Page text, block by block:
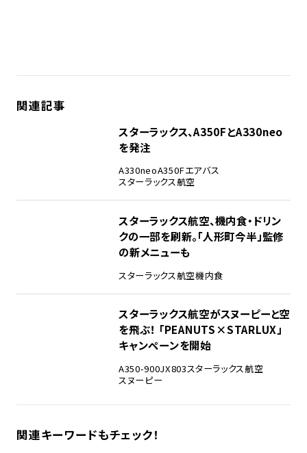
関連記事
スターラックス、A350FとA330neo
を発注
A330neoA350Fエアバス
スターラックス航空
スターラックス航空、機内食・ドリン
クの一部を刷新。「人形町今半」監修
の新メニューも
スターラックス航空機内食
スターラックス航空がスヌーピーと空
を飛ぶ！ 「PEANUTS×STARLUX」
キャンペーンを開始
A350-900JX803スターラックス航空
スヌーピー
関連キーワードもチェック！